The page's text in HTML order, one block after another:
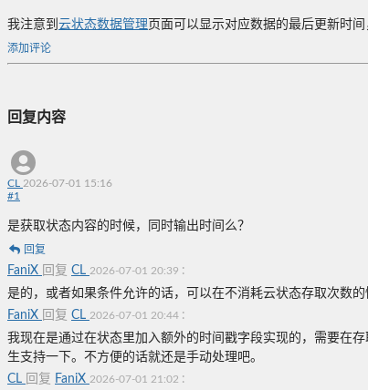
我注意到 云状态数据管理 页面可以显示对应数据的最后更新时
添加评论
回复内容
CL 2026-07-01 15:16
#1
是获取状态内容的时候，同时输出时间么？
回复
FaniX 回复 CL 2026-07-01 20:39 :
是的，或者如果条件允许的话，可以在不消耗云状态存取次数
FaniX 回复 CL 2026-07-01 20:44 :
我现在是通过在状态里加入额外的时间戳字段实现的，需要在
生支持一下。不方便的话就还是手动处理吧。
CL 回复 FaniX 2026-07-01 21:02 :